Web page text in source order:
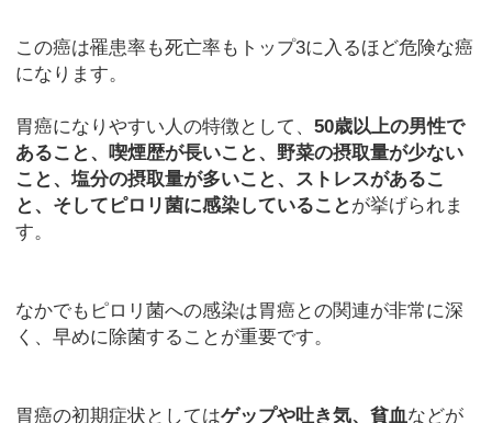
この癌は罹患率も死亡率もトップ3に入るほど危険な癌
になります。
胃癌になりやすい人の特徴として、50歳以上の男性で
あること、喫煙歴が長いこと、野菜の摂取量が少ない
こと、塩分の摂取量が多いこと、ストレスがあるこ
と、そしてピロリ菌に感染していること が挙げられま
す。
なかでもピロリ菌への感染は胃癌との関連が非常に深
く、早めに除菌することが重要です。
胃癌の初期症状としてはゲップや吐き気、貧血などが